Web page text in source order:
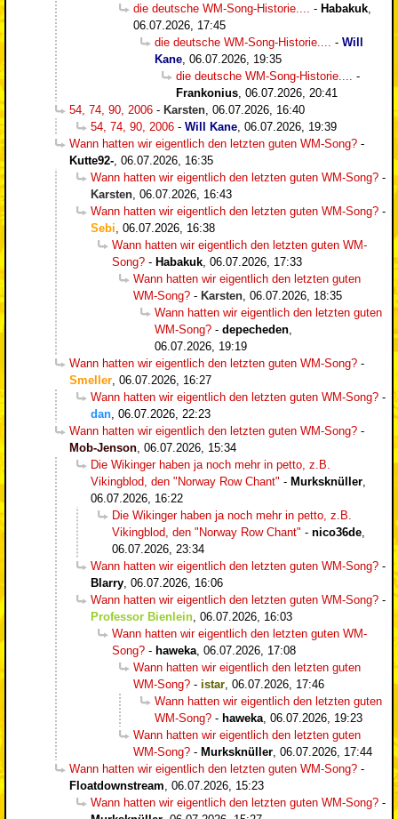
die deutsche WM-Song-Historie....
- Habakuk
06.07.2026, 17:45
die deutsche WM-Song-Historie....
- Will
Kane 06.07.2026, 19:35
die deutsche WM-Song-Historie....
-
Frankonius 06.07.2026, 20:41
54, 74, 90, 2006 - Karsten 06.07.2026, 16:40
54, 74, 90, 2006 - Will Kane 06.07.2026, 19:39
Wann hatten wir eigentlich den letzten guten WM-Song? -
Kutte92- 06.07.2026, 16:35
Wann hatten wir eigentlich den letzten guten WM-Song? -
Karsten 06.07.2026, 16:43
Wann hatten wir eigentlich den letzten guten WM-Song? -
Sebi 06.07.2026, 16:38
Wann hatten wir eigentlich den letzten guten WM-
Song? - Habakuk 06.07.2026, 17:33
Wann hatten wir eigentlich den letzten guten
WM-Song? - Karsten 06.07.2026, 18:35
Wann hatten wir eigentlich den letzten guten
WM-Song? - depecheden
06.07.2026, 19:19
Wann hatten wir eigentlich den letzten guten WM-Song? -
Smeller 06.07.2026, 16:27
Wann hatten wir eigentlich den letzten guten WM-Song? -
dan 06.07.2026, 22:23
Wann hatten wir eigentlich den letzten guten WM-Song? -
Mob-Jenson 06.07.2026, 15:34
Die Wikinger haben ja noch mehr in petto, z.B.
Vikingblod, den "Norway Row Chant" - Murksknüller
06.07.2026, 16:22
Die Wikinger haben ja noch mehr in petto, z.B.
Vikingblod, den "Norway Row Chant" - nico36de
06.07.2026, 23:34
Wann hatten wir eigentlich den letzten guten WM-Song? -
Blarry 06.07.2026, 16:06
Wann hatten wir eigentlich den letzten guten WM-Song? -
Professor Bienlein 06.07.2026, 16:03
Wann hatten wir eigentlich den letzten guten WM-
Song? - haweka 06.07.2026, 17:08
Wann hatten wir eigentlich den letzten guten
WM-Song? - istar 06.07.2026, 17:46
Wann hatten wir eigentlich den letzten guten
WM-Song? - haweka 06.07.2026, 19:23
Wann hatten wir eigentlich den letzten guten
WM-Song? - Murksknüller 06.07.2026, 17:44
Wann hatten wir eigentlich den letzten guten WM-Song? -
Floatdownstream 06.07.2026, 15:23
Wann hatten wir eigentlich den letzten guten WM-Song? -